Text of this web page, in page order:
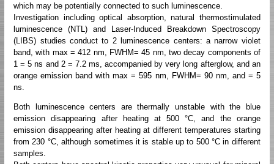
which may be potentially connected to such luminescence.
Investigation including optical absorption, natural thermostimulated
luminescence (NTL) and Laser-Induced Breakdown Spectroscopy
(LIBS) studies conduct to 2 luminescence centers: a narrow violet
band, with max = 412 nm, FWHM= 45 nm, two decay components of
1 = 5 ns and 2 = 7.2 ms, accompanied by very long afterglow, and an
orange emission band with max = 595 nm, FWHM= 90 nm, and = 5
ns.
Both luminescence centers are thermally unstable with the blue
emission disappearing after heating at 500 °C, and the orange
emission disappearing after heating at different temperatures starting
from 230 °C, although sometimes it is stable up to 500 °C in different
samples.